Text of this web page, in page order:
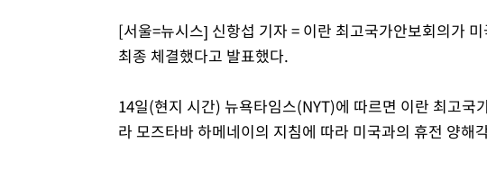
[서울=뉴시스] 신항섭 기자 = 이란 최고국가안보회의가
최종 체결했다고 발표했다.
14일(현지 시간) 뉴욕타임스(NYT)에 따르면 이란 최고국
라 모즈타바 하메네이의 지침에 따라 미국과의 휴전 양해